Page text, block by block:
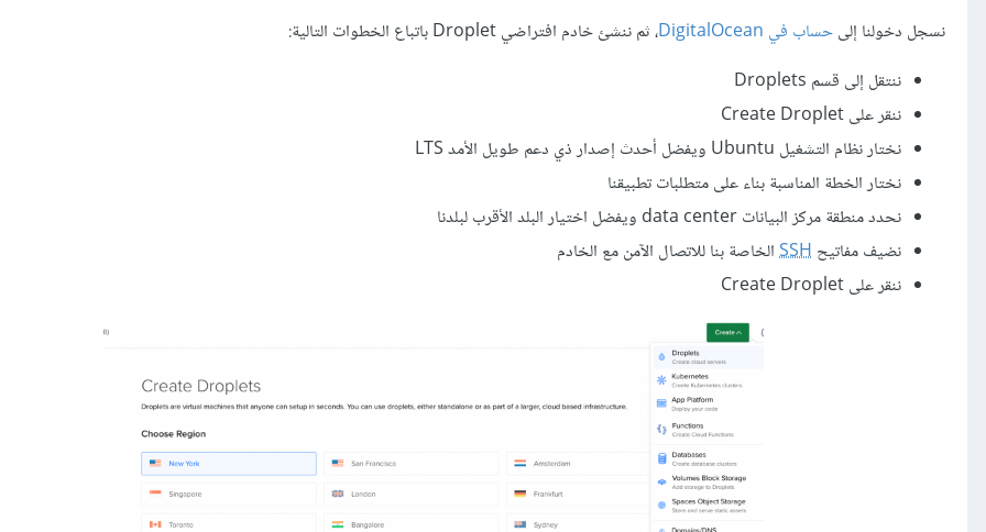
نسجل دخولنا إلىحساب في DigitalOcean
، ثم ننشئ خادم افتراضي Droplet باتباع الخطوات التالية:
ننتقل إلى قسم Droplets
ننقر على Create Droplet
نختار نظام التشغيل Ubuntu ويفضل أحدث إصدار ذي دعم طويل الأمد LTS
نختار الخطة المناسبة بناء على متطلبات تطبيقنا
نحدد منطقة مركز البيانات data center ويفضل اختيار البلد الأقرب لبلدنا
نضيف مفاتيح SSHالخاصة بنا للاتصال الآمن مع الخادم
ننقر على Create Droplet